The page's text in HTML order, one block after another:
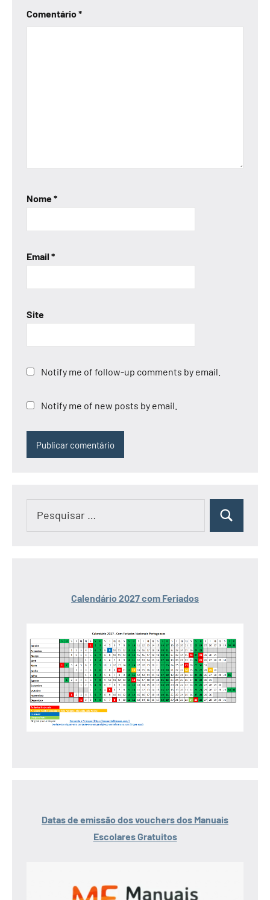
Comentário*
Nome*
Email *
Site
Notify me of follow-up comments by email.
Notify me of new posts by email.
Pesquisar
Calendário 2027 com Feriados
Datas de emissão dos vouchers dos Manuais
Escolares Gratuitos